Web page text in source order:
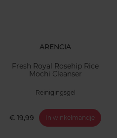
ARENCIA
Fresh Royal Rosehip Rice
Mochi Cleanser
Reinigingsgel
€ 19,99 In winkelmandje